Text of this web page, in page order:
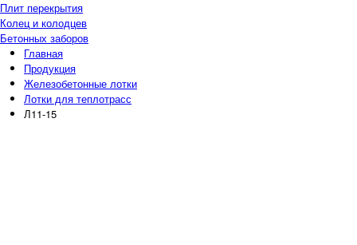
Плит перекрытия
Колец и колодцев
Бетонных заборов
Главная
Продукция
Железобетонные лотки
Лотки для теплотрасс
Л11-15